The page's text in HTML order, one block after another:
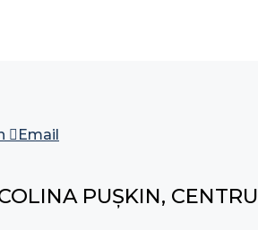
Email
PUȘKIN, CENTRU